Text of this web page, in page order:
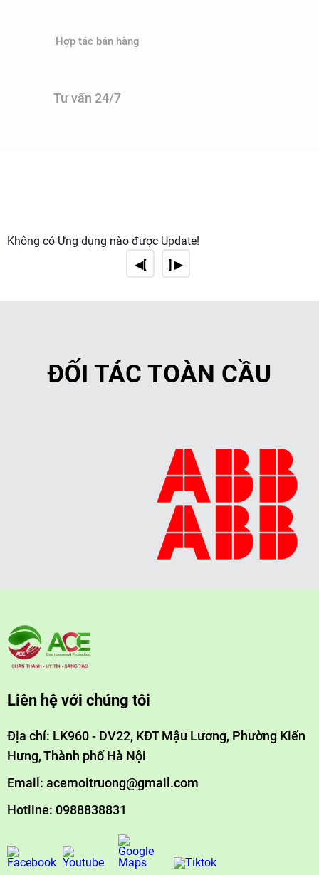
trường và sức khỏe con người.
Hợp tác bán hàng
Tư vấn 24/7
Không có Ứng dụng nào được Update!
◀[
] ▶
ĐỐI TÁC TOÀN CẦU
Liên hệ với chúng tôi
Địa chỉ: LK960 - DV22, KĐT Mậu Lương, Phường Kiến
Hưng, Thành phố Hà Nội
Email: acemoitruong@gmail.com
Hotline: 0988838831